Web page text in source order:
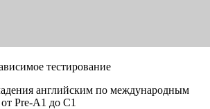
тестирование
английским по международным
Pre-A1 до C1